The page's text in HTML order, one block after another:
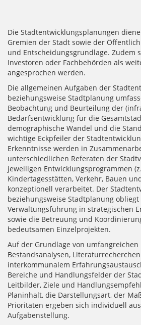
Die Stadtentwicklungsplanungen
Gremien der Stadt sowie der
und Entscheidungsgrundlage. Zudem
Investoren oder Fachbehörden als
angesprochen werden.
Die allgemeinen Aufgaben der
beziehungsweise Stadtplanung
Beobachtung und Beurteilung der
Bedarfsentwicklung für die
demographische Wandel und die
wichtige Eckpfeiler der
Erkenntnisse werden in
unterschiedlichen Referaten der
jeweiligen Entwicklungsprogrammen
Kindertagesstätten, Verkehr, Bauen
konzeptionell verarbeitet. Der
beziehungsweise Stadtplanung
Verwaltungsführung in strategischen
sowie die Betreuung und
bedeutsamen Einzelprojekten.
Auf der Grundlage von umfangreichen
Bestandsanalysen,
interkommunalem
Bereiche und Handlungsfelder der
Leitbilder, Ziele und
Planinhalt, die Darstellungsart, der
Prioritäten ergeben sich individuell
Aufgabenstellung.